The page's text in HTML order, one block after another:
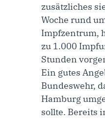
zusätzliches
Woche rund
Impfzentrum,
zu 1.000
Stunden
Ein gutes
Bundeswehr,
Hamburg
sollte. Bereits